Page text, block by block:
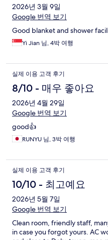
2026년 3월 9일
Google 번역 보기
Good blanket and shower
Yi Jian 님, 4박 여행
실제 이용 고객 후기
8/10 - 매우 좋아요
2026년 4월 29일
Google 번역 보기
good👍
RUNYU 님, 3박 여행
실제 이용 고객 후기
10/10 - 최고예요
2026년 5월 7일
Google 번역 보기
Clean room, friendly staff,
in case you forgot yours. AC